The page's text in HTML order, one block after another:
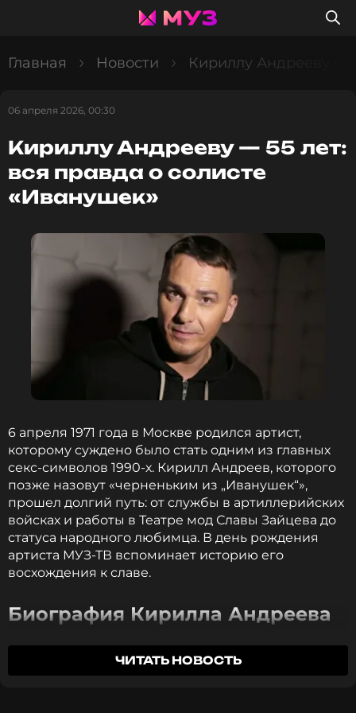
Главная Новости Кириллу Андрееву —
06 апреля 2026, 00:30
Кириллу Андрееву — 55 лет:
вся правда о солисте
«Иванушек»
6 апреля 1971 года в Москве родился артист,
которому суждено было стать одним из главных
секс-символов 1990-х. Кирилл Андреев, которого
позже назовут «черненьким из „Иванушек“»,
прошел долгий путь: от службы в артиллерийских
войсках и работы в Театре мод Славы Зайцева до
статуса народного любимца. В день рождения
артиста МУЗ-ТВ вспоминает историю его
восхождения к славе.
Биография Кирилла Андреева
Кирилл Андреев родился в московской семье.
Отец был заслуженным строителем России, мать
ЧИТАТЬ НОВОСТЬ